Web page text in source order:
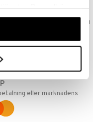
av vår webbplats.
lager) skickas normalt ut från
att vi är godkända av
eller marknadens